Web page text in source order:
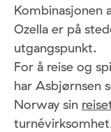
Kombinasjonen
Ozella er på
utgangspunkt.
For å reise og
har Asbjørnsen
Norway sin